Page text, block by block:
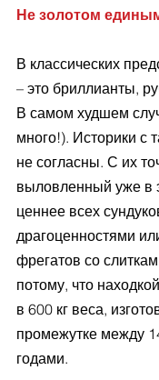
Не золотом
В классических
– это бриллианты,
В самом худшем
много!). Историки с
не согласны. С их
выловленный уже в
ценнее всех
драгоценностями
фрегатов со
потому, что
в 600 кг веса,
промежутке между
годами.